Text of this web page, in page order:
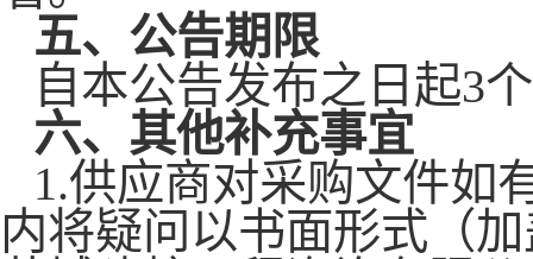
五、 公告期限
自本公告发布之日起3
六、其他补充事宜
1.供应商对采购文件如
内将疑问以书面形式（